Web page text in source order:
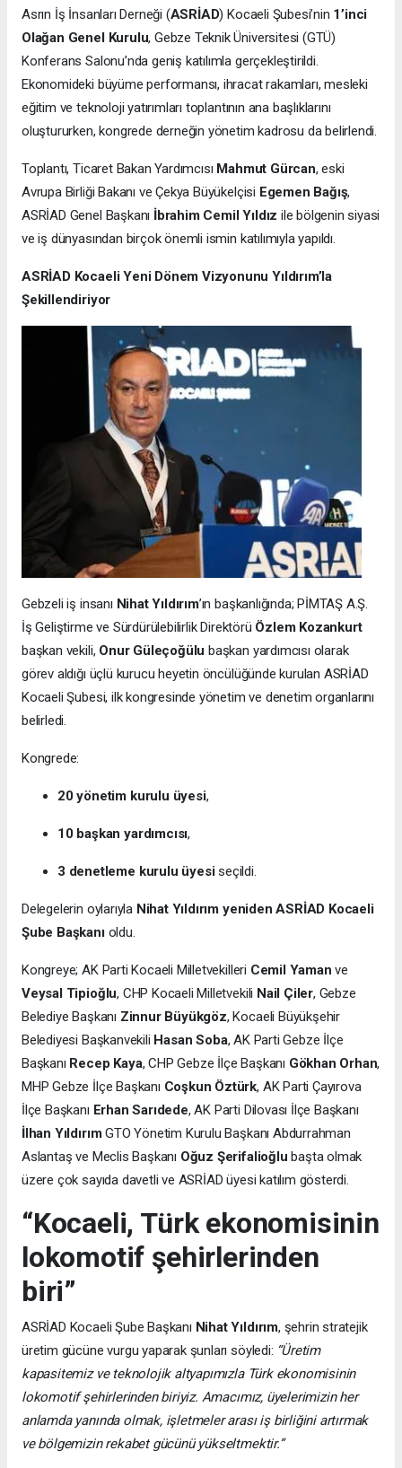
Asrın İş İnsanları Derneği (ASRİAD) Kocaeli Şubesi’nin 1’inci
Olağan Genel Kurulu, Gebze Teknik Üniversitesi (GTÜ)
Konferans Salonu’nda geniş katılımla gerçekleştirildi.
Ekonomideki büyüme performansı, ihracat rakamları, mesleki
eğitim ve teknoloji yatırımları toplantının ana başlıklarını
oluştururken, kongrede derneğin yönetim kadrosu da belirlendi.
Toplantı, Ticaret Bakan Yardımcısı Mahmut Gürcan, eski
Avrupa Birliği Bakanı ve Çekya Büyükelçisi Egemen Bağış,
ASRİAD Genel Başkanı İbrahim Cemil Yıldız ile bölgenin siyasi
ve iş dünyasından birçok önemli ismin katılımıyla yapıldı.
ASRİAD Kocaeli Yeni Dönem Vizyonunu Yıldırım’la
Şekillendiriyor
Gebzeli iş insanı Nihat Yıldırım’ın başkanlığında; PİMTAŞ A.Ş.
İş Geliştirme ve Sürdürülebilirlik Direktörü Özlem Kozankurt
başkan vekili, Onur Güleçoğülu başkan yardımcısı olarak
görev aldığı üçlü kurucu heyetin öncülüğünde kurulan ASRİAD
Kocaeli Şubesi, ilk kongresinde yönetim ve denetim organlarını
belirledi.
Kongrede:
20 yönetim kurulu üyesi,
10 başkan yardımcısı,
3 denetleme kurulu üyesiseçildi.
Delegelerin oylarıyla Nihat Yıldırım yeniden ASRİAD Kocaeli
Şube Başkanıoldu.
Kongreye; AK Parti Kocaeli Milletvekilleri Cemil Yaman ve
Veysal Tipioğlu, CHP Kocaeli Milletvekili Nail Çiler, Gebze
Belediye Başkanı Zinnur Büyükgöz, Kocaeli Büyükşehir
Belediyesi Başkanvekili Hasan Soba, AK Parti Gebze İlçe
Başkanı Recep Kaya, CHP Gebze İlçe Başkanı Gökhan Orhan,
MHP Gebze İlçe Başkanı Coşkun Öztürk, AK Parti Çayırova
İlçe Başkanı Erhan Sarıdede, AK Parti Dilovası İlçe Başkanı
İlhan YıldırımGTO Yönetim Kurulu Başkanı Abdurrahman
Aslantaş ve Meclis Başkanı Oğuz Şerifalioğlu başta olmak
üzere çok sayıda davetli ve ASRİAD üyesi katılım gösterdi.
“Kocaeli, Türk ekonomisinin
lokomotif şehirlerinden
biri”
ASRİAD Kocaeli Şube Başkanı Nihat Yıldırım, şehrin stratejik
üretim gücüne vurgu yaparak şunları söyledi: “Üretim
kapasitemiz ve teknolojik altyapımızla Türk ekonomisinin
lokomotif şehirlerinden biriyiz. Amacımız, üyelerimizin her
anlamda yanında olmak, işletmeler arası iş birliğini artırmak
ve bölgemizin rekabet gücünü yükseltmektir.”